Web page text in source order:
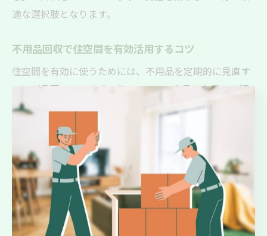
適な選択肢となります。
不用品回収で住空間を有効活用するコツ
住空間を有効に使うためには、不用品を定期的に見直す
ことが重要です。まずは使っていない家具や家電、衣類
などをリストアップし、処分の優先順位を決めましょ
う。特に滋賀県の一軒家や広めの住まいでは、気づかぬ
うちに物が増えやすいので注意が必要です。
Y's Clean Upでは、事前にしっかりとヒアリングを行い、
お客様の要望や家族構成、生活動線を考慮した提案をし
ています。プロの視点で「残すべき物」と「処分すべき
物」をアドバイスしてくれるため、効率的にスペースを